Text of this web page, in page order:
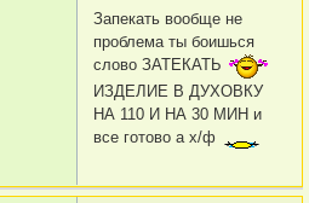
Запекать вообще не
проблема ты боишься
слово ЗАТЕКАТЬ
ИЗДЕЛИЕ В ДУХОВКУ
НА 110 И НА 30 MИН и
все готово а х/ф